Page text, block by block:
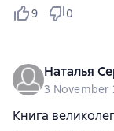
9 0
Наталья
3 November
Книга